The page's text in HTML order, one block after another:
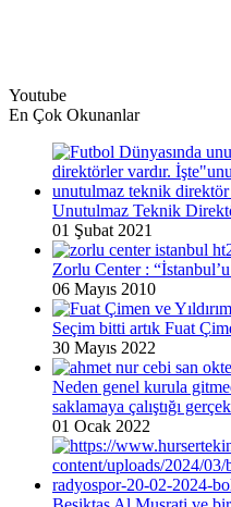
Youtube
En Çok Okunanlar
Unutulmaz Teknik
01 Şubat 2021
Zorlu Center :
06 Mayıs 2010
Seçim bitti artık Fuat
30 Mayıs 2022
Neden genel kurula
saklamaya çalıştığı
01 Ocak 2022